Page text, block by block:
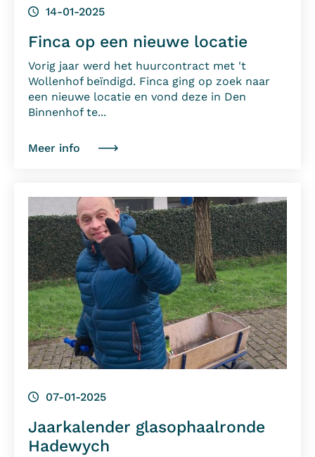
14-01-2025
Finca op een nieuwe locatie
Vorig jaar werd het huurcontract met 't
Wollenhof beïndigd. Finca ging op zoek naar
een nieuwe locatie en vond deze in Den
Binnenhof te...
Meer info
07-01-2025
Jaarkalender glasophaalronde
Hadewych